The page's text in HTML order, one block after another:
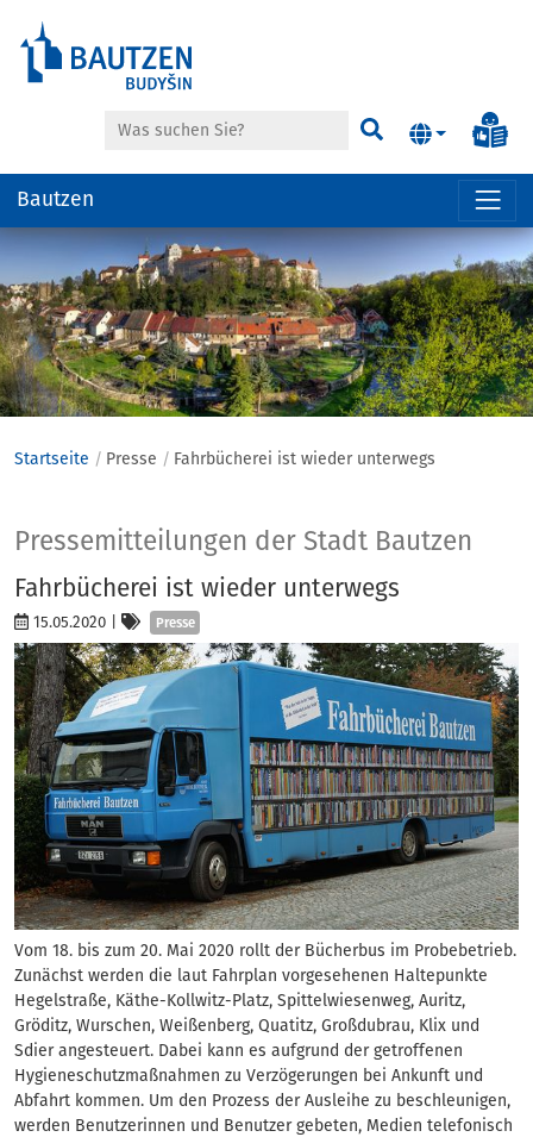
der
anspringen
Suche Suchen
Bautzen
Startseite Presse Fahrbücherei ist wieder unterwegs
Presse
Pressemitteilungen der Stadt Bautzen
Fahrbücherei ist wieder unterwegs
15.05.2020 Kategorien
Presse
Vom 18. bis zum 20. Mai 2020 rollt der Bücherbus im Probebetrieb.
Zunächst werden die laut Fahrplan vorgesehenen Haltepunkte
Hegelstraße, Käthe-Kollwitz-Platz, Spittelwiesenweg, Auritz,
Gröditz, Wurschen, Weißenberg, Quatitz, Großdubrau, Klix und
Sdier angesteuert. Dabei kann es aufgrund der getroffenen
Hygieneschutzmaßnahmen zu Verzögerungen bei Ankunft und
Abfahrt kommen. Um den Prozess der Ausleihe zu beschleunigen,
werden Benutzerinnen und Benutzer gebeten, Medien telefonisch